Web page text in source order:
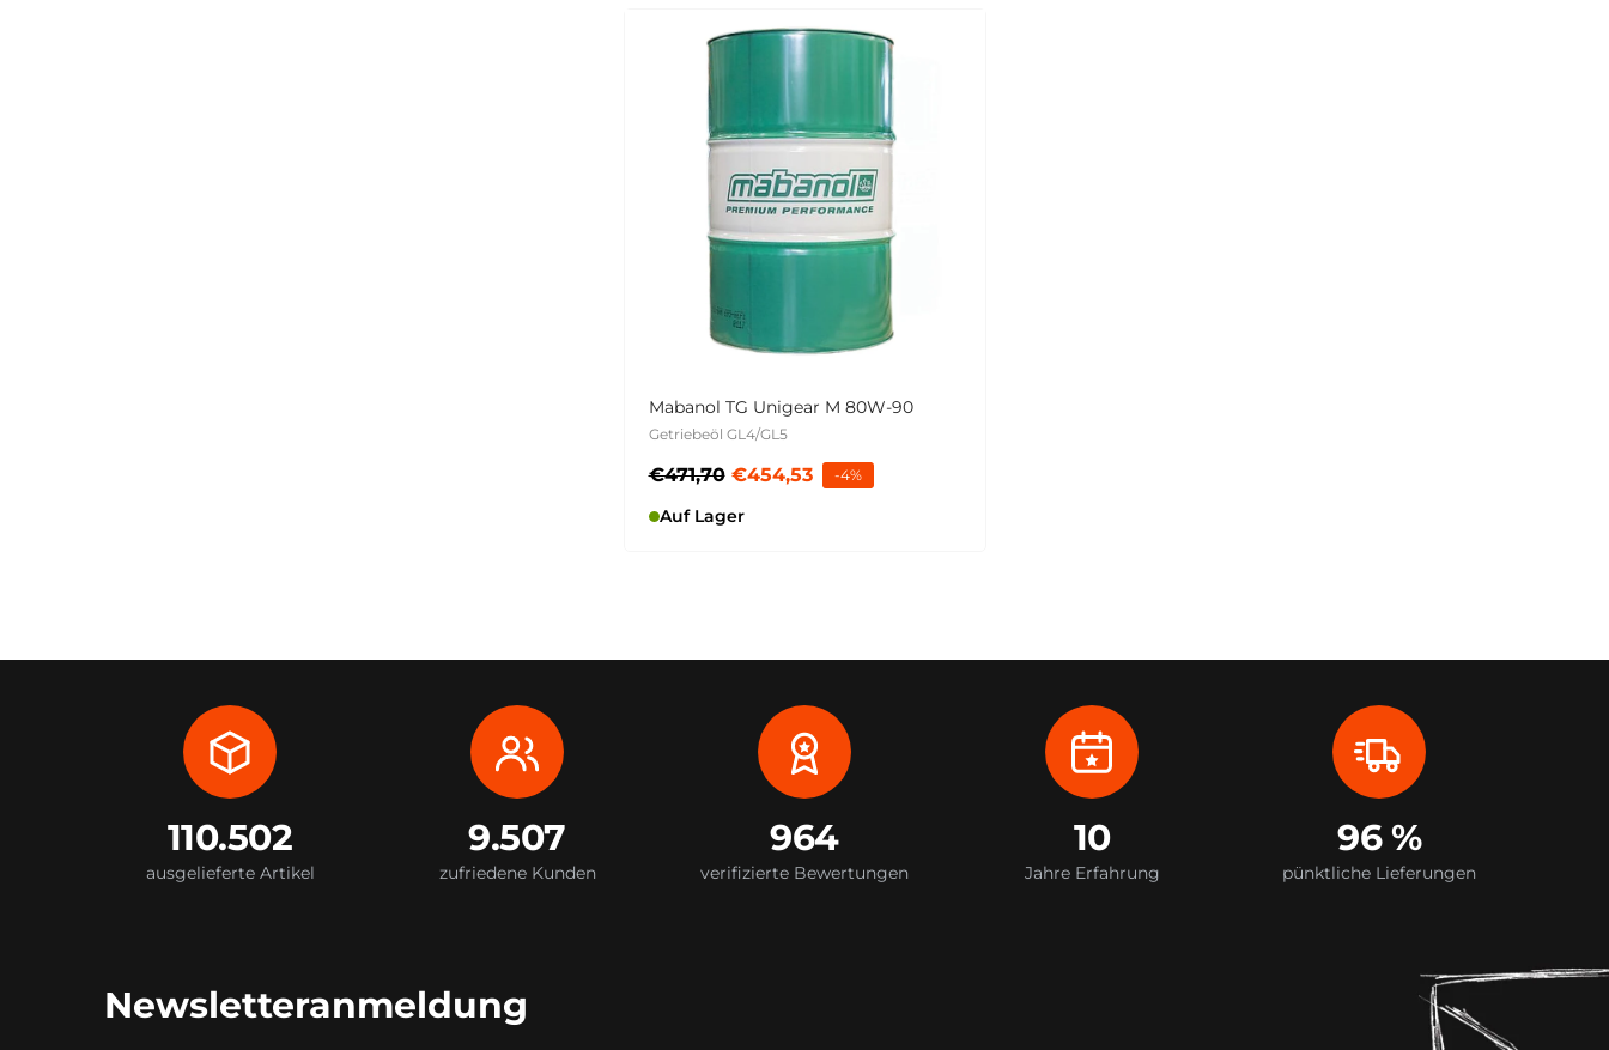
Mabanol TG Unigear M 80W-90
Getriebeöl GL4/GL5
€471,70 €454,53 -4%
Auf Lager
110.502
ausgelieferte Artikel
9.507
zufriedene Kunden
964
verifizierte Bewertungen
10
Jahre Erfahrung
96 %
pünktliche Lieferungen
Newsletteranmeldung